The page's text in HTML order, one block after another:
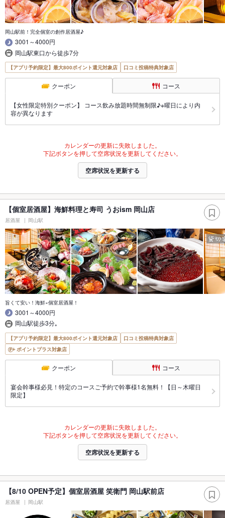
岡山駅前！完全個室の創作居酒屋♪
3001～4000円
岡山駅東口から徒歩7分
【アプリ予約限定】最大800ポイント還元対象店 口コミ投稿特典対象店
クーポン コース
【女性限定特別クーポン】 コース飲み放題時間無制限♪※曜日により内
容が異なります
カレンダーの更新に失敗しました。
下記ボタンを押して空席状況を更新してください。
空席状況を更新する
【個室居酒屋】海鮮料理と寿司 うおism 岡山店
居酒屋 岡山駅
旨くて安い！海鮮×個室居酒屋！
3001～4000円
岡山駅徒歩3分｡
【アプリ予約限定】最大800ポイント還元対象店
口コミ投稿特典対象店
ポイントプラス対象店
クーポン コース
宴会幹事様必見！特定のコースご予約で幹事様1名無料！【日～木曜日
限定】
カレンダーの更新に失敗しました。
下記ボタンを押して空席状況を更新してください。
空席状況を更新する
【8/10 OPEN予定】個室居酒屋 笑衛門 岡山駅前店
居酒屋 岡山駅